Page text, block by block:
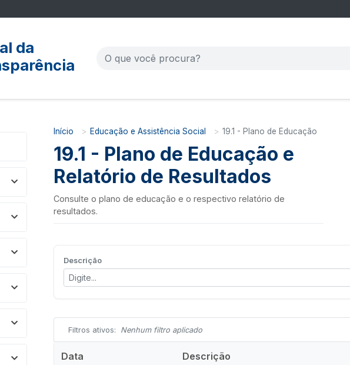
da
Início Educação e Assistência Social 19.1 - Plano de Educação
19.1 - Plano de Educação e
Relatório de Resultados
Consulte o plano de educação e o respectivo relatório de
resultados.
Descrição
Filtros ativos: Nenhum filtro aplicado
Data Descrição